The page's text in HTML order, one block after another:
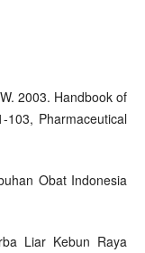
2003. Handbook of
103, Pharmaceutical
Obat Indonesia
Liar Kebun Raya